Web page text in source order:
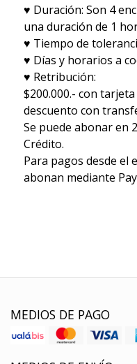
♥ Duración: Son 4
una duración de 1
♥ Tiempo de
♥ Días y horarios a
♥ Retribución:
$200.000.- con
descuento con
Se puede abonar en
Crédito.
Para pagos desde el
abonan mediante
MEDIOS DE PAGO